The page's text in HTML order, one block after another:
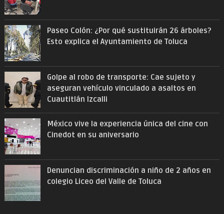
Paseo Colón: ¿Por qué sustituirán 26 árboles?
Esto explica el Ayuntamiento de Toluca
Golpe al robo de transporte: Cae sujeto y
aseguran vehículo vinculado a asaltos en
Cuautitlán Izcalli
México vive la experiencia única del cine con
Cinedot en su aniversario
Denuncian discriminación a niño de 2 años en
colegio Liceo del Valle de Toluca